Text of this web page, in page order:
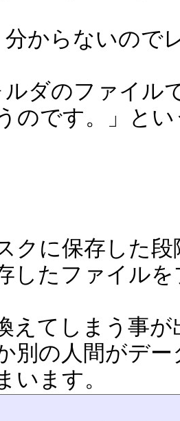
分からないので
ルダのファイル
のです。」とい
クに保存した段
したファイル
えてしまう事
別の人間がデ
います。